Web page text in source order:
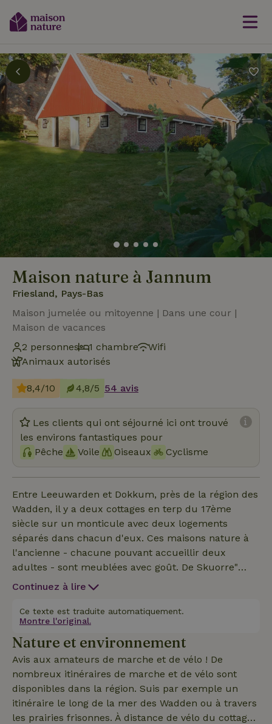
Maison nature à Jannum
Friesland, Pays-Bas
Maison jumelée ou mitoyenne | Dans une cour |
Maison de vacances
2 personnes
1 chambre
Wifi
Animaux autorisés
8,4/10 4,8/5 54 avis
Les clients qui ont séjourné ici ont trouvé
les environs fantastiques pour
Pêche
Voile Oiseaux Cyclisme
Entre Leeuwarden et Dokkum, près de la région des
Wadden, il y a deux cottages en terp du 17ème
siècle sur un monticule avec deux logements
séparés dans chacun d'eux. Ces maisons nature à
l'ancienne - chacune pouvant accueillir deux
adultes - sont meublées avec goût. De Skuorre"
dispose d'un salon, d'une cuisine, d'une salle de
deux personnes. Dans la salle de séjour, il y a un
coin salon confortable avec une télévision et, si
nécessaire, un canapé-lit. Pour un maximum de
deux enfants, un lit d'enfant et/ou un matelas
gonflable sont disponibles. La cuisine est équipée
d'une plaque électrique, d'un réfrigérateur, d'un
micro-ondes, d'un four, d'une cafetière et d'une
bouilloire. Détends-toi complètement dans la
Continuez à lire
Ce texte est traduite automatiquement.
Montre l'original.
Nature et environnement
Avis aux amateurs de marche et de vélo ! De
nombreux itinéraires de marche et de vélo sont
disponibles dans la région. Suis par exemple un
itinéraire le long de la mer des Wadden ou à travers
les prairies frisonnes. À distance de vélo du cottage,